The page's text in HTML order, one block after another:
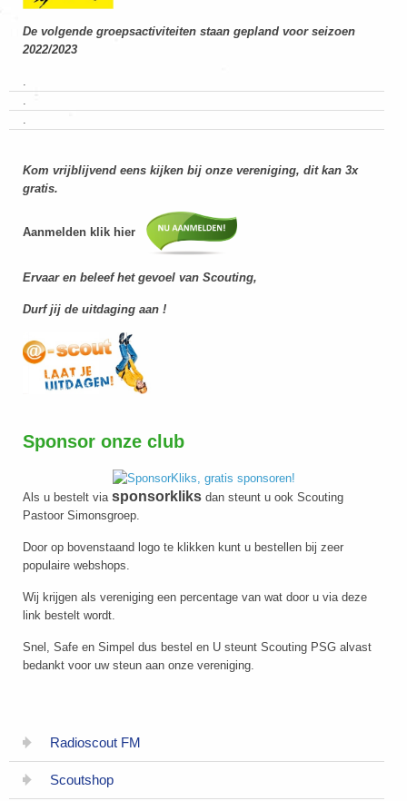
De volgende groepsactiviteiten staan gepland voor seizoen
2022/2023
.
.
.
Kom vrijblijvend eens kijken bij onze vereniging, dit kan 3x
gratis.
Aanmelden klik hier
Ervaar en beleef het gevoel van Scouting,
Durf jij de uitdaging aan !
Sponsor onze club
Als u bestelt via sponsorkliks dan steunt u ook Scouting
Pastoor Simonsgroep.
Door op bovenstaand logo te klikken kunt u bestellen bij zeer
populaire webshops.
Wij krijgen als vereniging een percentage van wat door u via deze
link bestelt wordt.
Snel, Safe en Simpel dus bestel en U steunt Scouting PSG alvast
bedankt voor uw steun aan onze vereniging.
Radioscout FM
Scoutshop